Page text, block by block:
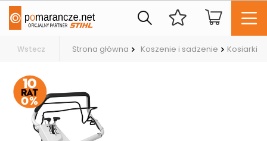
Wstecz Strona główna Koszenie i sadzenie Kosiarki